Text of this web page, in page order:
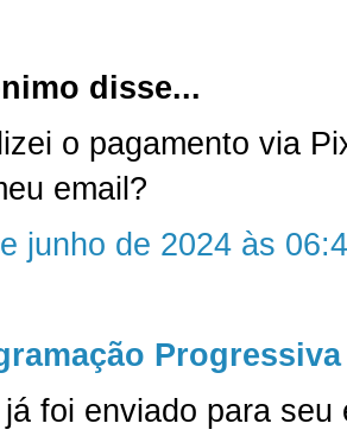
disse...
o pagamento via
email?
junho de 2024 às
Progressiva
foi enviado para seu